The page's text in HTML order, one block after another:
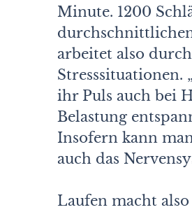
Minute. 1200
arbeitet also
Stresssituationen.
ihr Puls auch bei
Belastung
Insofern kann
auch das
Laufen macht